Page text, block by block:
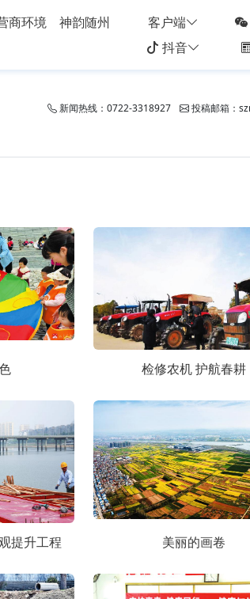
商环境
神韵随州
客户端
抖音
新闻热线：0722-3318927 投稿邮箱：
检修农机 护航春耕
提升工程 美丽的画卷